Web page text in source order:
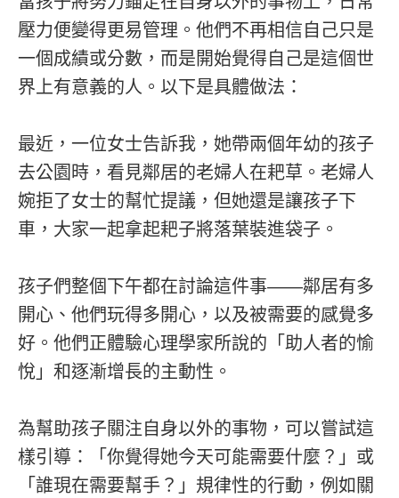
壓力便變得更易管理。他們不再相信自己只是
一個成績或分數，而是開始覺得自己是這個世
界上有意義的人。以下是具體做法：
最近，一位女士告訴我，她帶兩個年幼的孩子
去公園時，看見鄰居的老婦人在耙草。老婦人
婉拒了女士的幫忙提議，但她還是讓孩子下
車，大家一起拿起耙子將落葉裝進袋子。
孩子們整個下午都在討論這件事——鄰居有多
開心、他們玩得多開心，以及被需要的感覺多
好。他們正體驗心理學家所說的「助人者的愉
悅」和逐漸增長的主動性。
為幫助孩子關注自身以外的事物，可以嘗試這
樣引導：「你覺得她今天可能需要什麼？」或
「誰現在需要幫手？」規律性的行動，例如關